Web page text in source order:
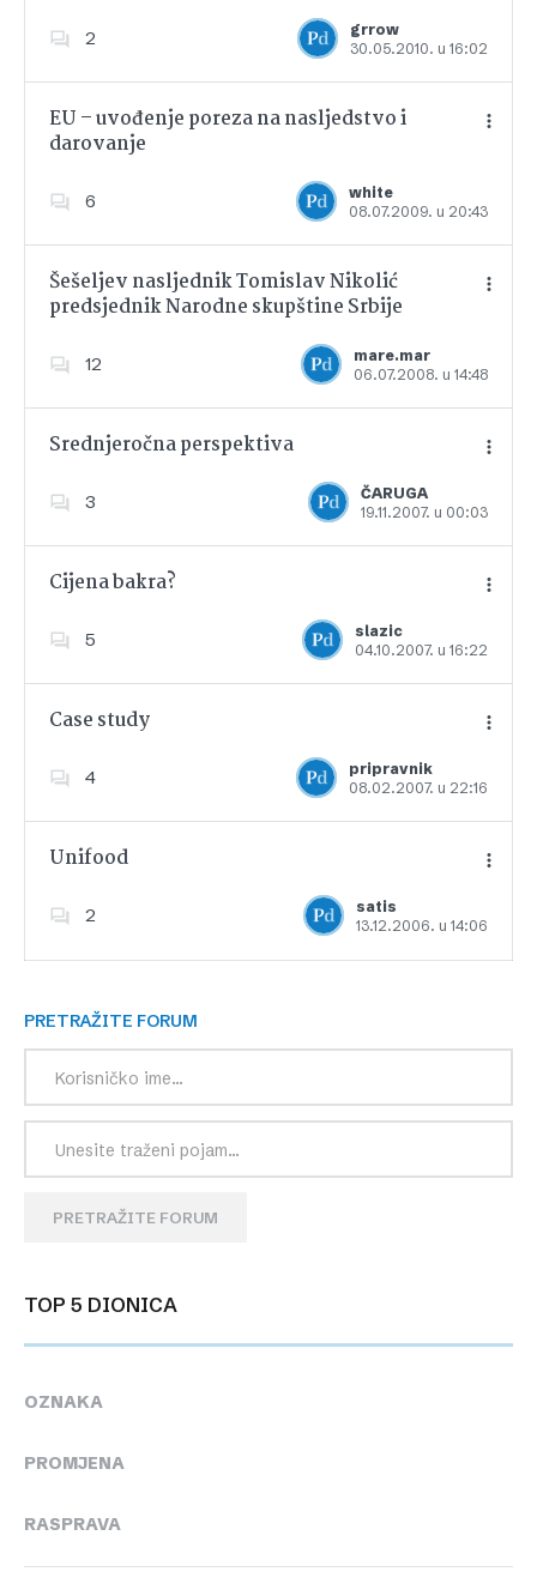
2
grrow
30.05.2010. u 16:02
EU – uvođenje poreza na nasljedstvo i
darovanje
6
white
08.07.2009. u 20:43
Dodajte u favorite
Šešeljev nasljednik Tomislav Nikolić
predsjednik Narodne skupštine Srbije
12
mare.mar
06.07.2008. u 14:48
Dodajte u favorite
Srednjeročna perspektiva
3
ČARUGA
19.11.2007. u 00:03
Dodajte u favorite
Cijena bakra?
5
slazic
04.10.2007. u 16:22
Dodajte u favorite
Case study
4
pripravnik
08.02.2007. u 22:16
Dodajte u favorite
Unifood
2
satis
13.12.2006. u 14:06
Dodajte u favorite
PRETRAŽITE FORUM
PRETRAŽITE FORUM
TOP 5 DIONICA
OZNAKA
PROMJENA
RASPRAVA